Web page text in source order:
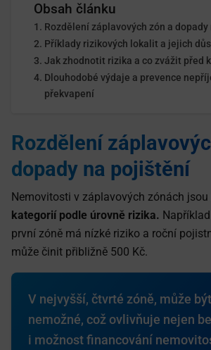
Obsah článku
Rozdělení záplavových zón a
Příklady rizikových lokalit a jejich
Jak zhodnotit rizika a co zvážit před
Dlouhodobé výdaje a prevence
překvapení
Rozdělení
dopady na pojištění
Nemovitosti v záplavových zónách jsou
kategorií podle úrovně rizika.
první zóně má nízké riziko a roční
může činit přibližně 500 Kč.
V nejvyšší, čtvrté zóně, může
nemožné, což ovlivňuje nejen
i možnost financování